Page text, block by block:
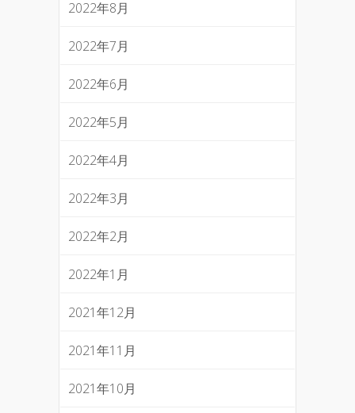
2022年8月
2022年7月
2022年6月
2022年5月
2022年4月
2022年3月
2022年2月
2022年1月
2021年12月
2021年11月
2021年10月